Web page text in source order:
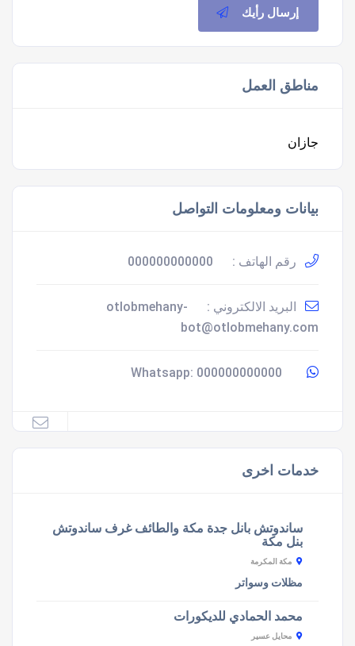
إرسال رأيك
مناطق العمل
جازان
بيانات ومعلومات التواصل
رقم الهاتف : 000000000000
البريد الالكتروني :
otlobmehany-
bot@otlobmehany.com
000000000000
خدمات اخرى
ساندوتش بانل جدة مكة والطائف غرف ساندوتش
بنل مكة
مكة المكرمة
مظلات وسواتر
محمد الحمادي للديكورات
محايل عسير